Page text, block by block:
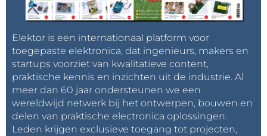
Elektor is een internationaal platform voor
toegepaste elektronica, dat ingenieurs, makers en
startups voorziet van kwalitatieve content,
praktische kennis en inzichten uit de industrie. Al
meer dan 60 jaar ondersteunen we een
wereldwijd netwerk bij het ontwerpen, bouwen en
delen van praktische electronica oplossingen.
Leden krijgen exclusieve toegang tot projecten,